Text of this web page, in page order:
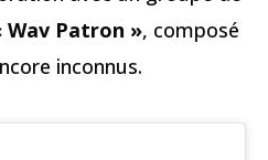
Wav Patron », composé
inconnus.